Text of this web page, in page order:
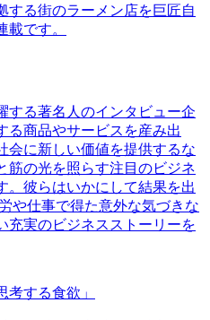
する街のラーメン店を巨匠自
載です。
する著名人のインタビュー企
る商品やサービスを産み出
会に新しい価値を提供するな
筋の光を照らす注目のビジネ
。彼らはいかにして結果を出
や仕事で得た意外な気づきな
充実のビジネスストーリーを
考する食欲」